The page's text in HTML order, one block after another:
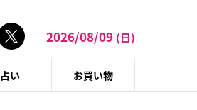
2026/08/09 (日)
占い お買い物